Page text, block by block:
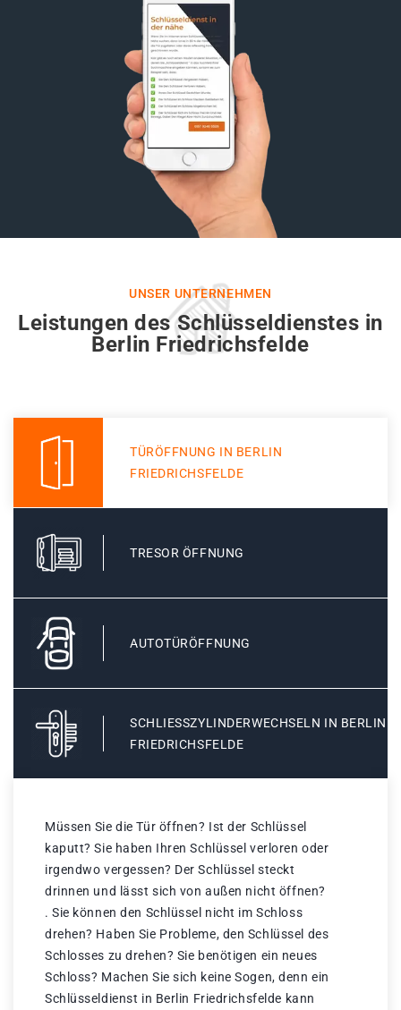
UNSER UNTERNEHMEN
Leistungen des Schlüsseldienstes in
Berlin Friedrichsfelde
TÜRÖFFNUNG IN BERLIN
FRIEDRICHSFELDE
TRESOR ÖFFNUNG
AUTOTÜRÖFFNUNG
SCHLIESSZYLINDERWECHSELN IN BERLIN F
RIEDRICHSFELDE
Müssen Sie die Tür öffnen? Ist der Schlüssel
kaputt? Sie haben Ihren Schlüssel verloren oder
irgendwo vergessen? Der Schlüssel steckt
drinnen und lässt sich von außen nicht öffnen?
. Sie können den Schlüssel nicht im Schloss
drehen? Haben Sie Probleme, den Schlüssel des
Schlosses zu drehen? Sie benötigen ein neues
Schloss? Machen Sie sich keine Sogen, denn ein
Schlüsseldienst in Berlin Friedrichsfelde kann